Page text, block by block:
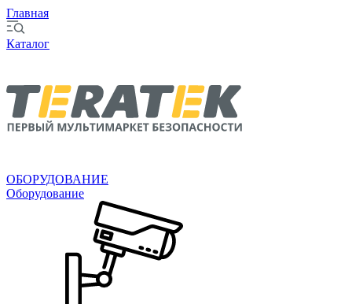
Главная
Каталог
ОБОРУДОВАНИЕ
Оборудование